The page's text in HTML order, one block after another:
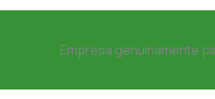
Empresa genuinamente